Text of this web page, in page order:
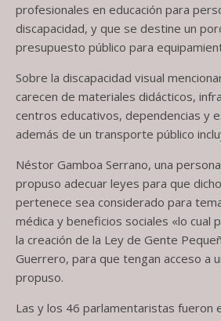
profesionales en educación para
discapacidad, y que se destine un
presupuesto público para
Sobre la discapacidad visual
carecen de materiales didácticos,
centros educativos, dependencias y
además de un transporte público
Néstor Gamboa Serrano, una
propuso adecuar leyes para que
pertenece sea considerado para
médica y beneficios sociales «lo cual
la creación de la Ley de Gente
Guerrero, para que tengan acceso a
propuso.
Las y los 46 parlamentaristas fueron